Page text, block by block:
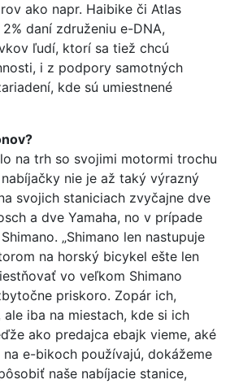
ako napr. Haibike či Atlas
daní združeniu e-DNA,
ľudí, ktorí sa tiež chcú
i z podpory samotných
kde sú umiestnené
na trh so svojimi motormi trochu
nie je až taký výrazný
svojich staniciach zvyčajne dve
a dve Yamaha, no v prípade
„Shimano len nastupuje
na horský bicykel ešte len
vo veľkom Shimano
priskoro. Zopár ich,
ale iba na miestach, kde si ich
ako predajca ebajk vieme, aké
e-bikoch používajú, dokážeme
naše nabíjacie stanice,